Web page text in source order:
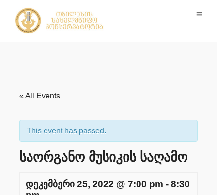
« All Events
This event has passed.
საორგანო მუსიკის საღამო
დეკემბერი 25, 2022 @ 7:00 pm - 8:30